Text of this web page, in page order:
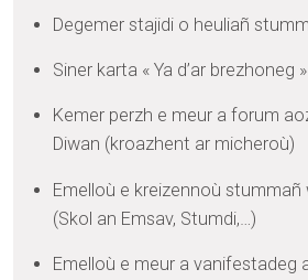
Degemer stajidi o heuliañ
Siner karta « Ya d’ar brezhoneg »
Kemer perzh e meur a forum
Diwan (kroazhent ar micheroù)
Emelloù e kreizennoù stummañ
(Skol an Emsav, Stumdi,…)
Emelloù e meur a